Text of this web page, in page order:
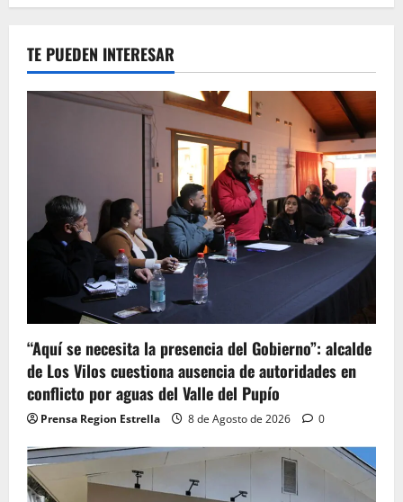
TE PUEDEN INTERESAR
“Aquí se necesita la presencia del Gobierno”: alcalde
de Los Vilos cuestiona ausencia de autoridades en
conflicto por aguas del Valle del Pupío
Prensa Region Estrella 8 de Agosto de 2026 0